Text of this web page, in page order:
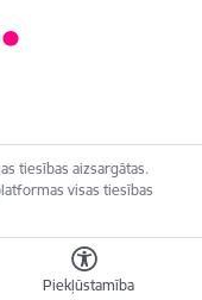
Piekļūstamība
tiesības aizsargātas.
visas tiesības